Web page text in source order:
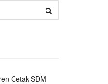
Cetak SDM